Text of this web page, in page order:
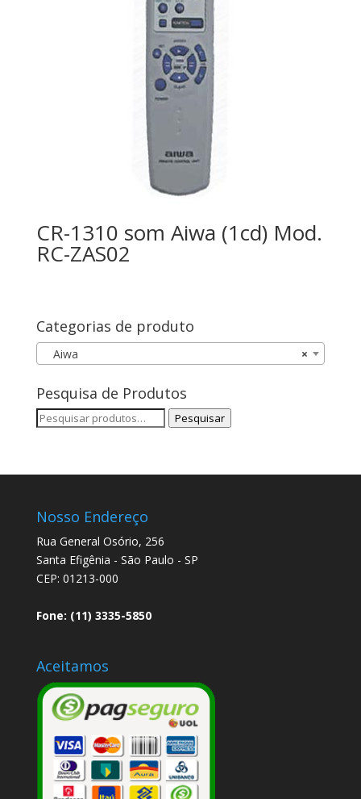
CR-1310 som Aiwa (1cd) Mod.
RC-ZAS02
Categorias de produto
×
Aiwa
Pesquisa de Produtos
Pesquisar
Pesquisar
Nosso Endereço
Rua General Osório, 256
Santa Efigênia - São Paulo - SP
CEP: 01213-000
Fone: (11) 3335-5850
Aceitamos